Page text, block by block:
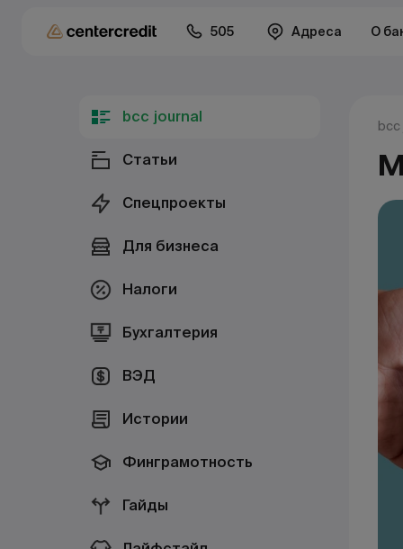
505 Адреса О
bcc journal
Статьи
Спецпроекты
Для бизнеса
Налоги
Бухгалтерия
ВЭД
Истории
Финграмотность
Гайды
bcc